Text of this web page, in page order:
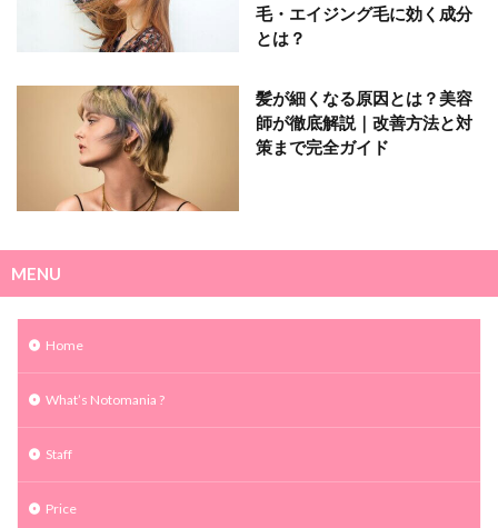
毛・エイジング毛に効く成分
とは？
髪が細くなる原因とは？美容
師が徹底解説｜改善方法と対
策まで完全ガイド
MENU
Home
What’s Notomania ?
Staff
Price